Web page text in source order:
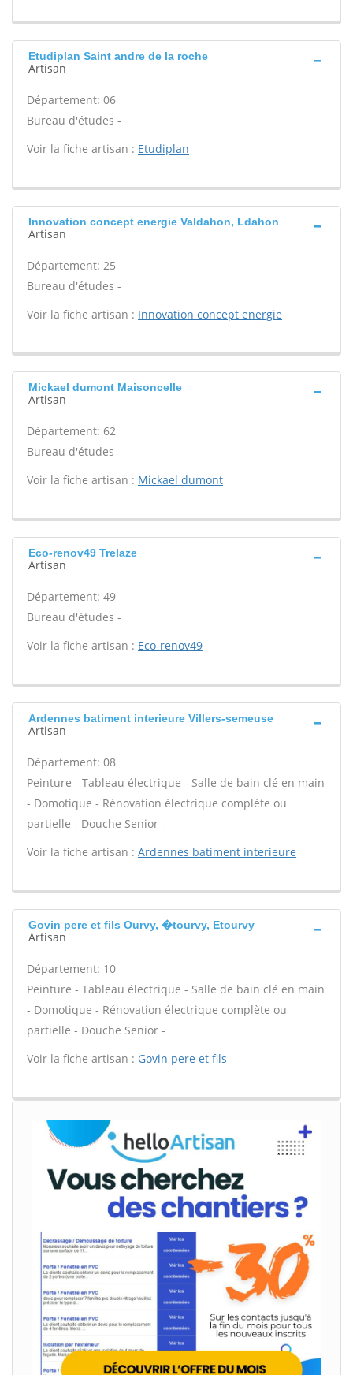
Etudiplan Saint andre de la roche
Artisan
Département: 06
Bureau d'études -
Voir la fiche artisan : Etudiplan
Innovation concept energie Valdahon, Ldahon
Artisan
Département: 25
Bureau d'études -
Voir la fiche artisan : Innovation concept energie
Mickael dumont Maisoncelle
Artisan
Département: 62
Bureau d'études -
Voir la fiche artisan : Mickael dumont
Eco-renov49 Trelaze
Artisan
Département: 49
Bureau d'études -
Voir la fiche artisan : Eco-renov49
Ardennes batiment interieure Villers-semeuse
Artisan
Département: 08
Peinture - Tableau électrique - Salle de bain clé en main
- Domotique - Rénovation électrique complète ou
partielle - Douche Senior -
Voir la fiche artisan : Ardennes batiment interieure
Govin pere et fils Ourvy, �tourvy, Etourvy
Artisan
Département: 10
Peinture - Tableau électrique - Salle de bain clé en main
- Domotique - Rénovation électrique complète ou
partielle - Douche Senior -
Voir la fiche artisan : Govin pere et fils